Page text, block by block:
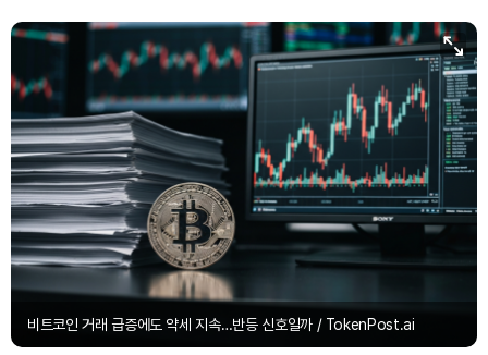
비트코인 거래 급증에도 약세 지속…반등 신호일까 / TokenPost.ai